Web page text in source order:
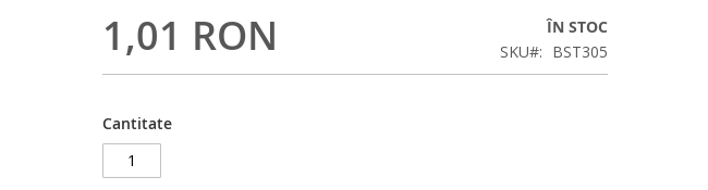
1,01 RON
ÎN STOC
SKU
BST305
Cantitate